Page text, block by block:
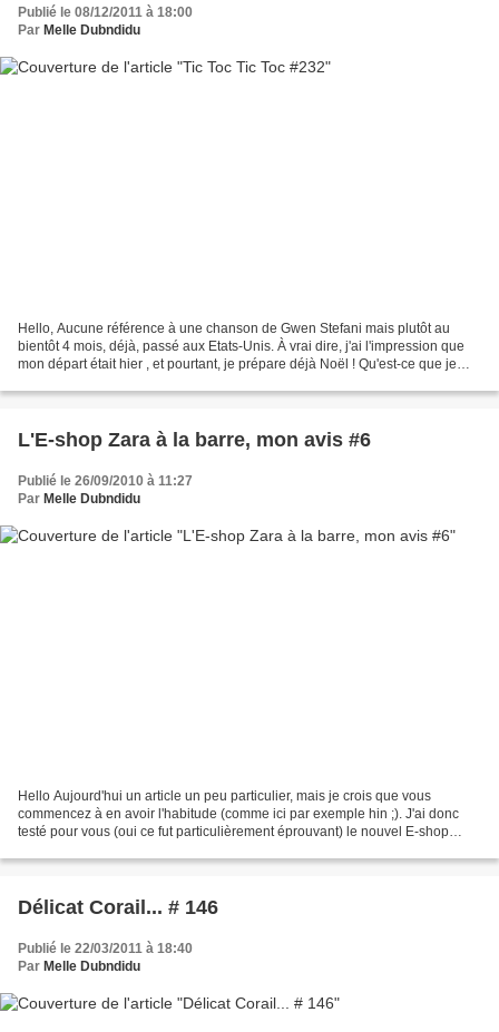
Publié le 08/12/2011 à 18:00
Par Melle Dubndidu
Hello, Aucune référence à une chanson de Gwen Stefani mais plutôt au
bientôt 4 mois, déjà, passé aux Etats-Unis. À vrai dire, j'ai l'impression que
mon départ était hier , et pourtant, je prépare déjà Noël ! Qu'est-ce que je
L'E-shop Zara à la barre, mon avis #6
Publié le 26/09/2010 à 11:27
Par Melle Dubndidu
Hello Aujourd'hui un article un peu particulier, mais je crois que vous
commencez à en avoir l'habitude (comme ici par exemple hin ;). J'ai donc
testé pour vous (oui ce fut particulièrement éprouvant) le nouvel E-shop
Délicat Corail... # 146
Publié le 22/03/2011 à 18:40
Par Melle Dubndidu